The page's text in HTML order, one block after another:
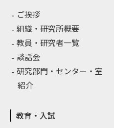
ご挨拶
組織・研究所概要
教員・研究者一覧
談話会
研究部門・センター・室
紹介
教育・入試